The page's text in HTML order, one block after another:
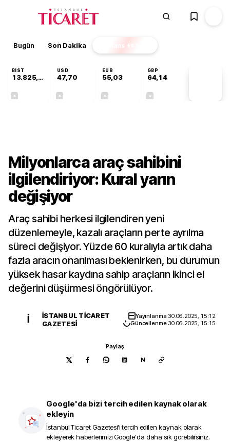
Bugün Son Dakika Finans EKSTRA
BIST
13.825,88
USD
47,70
EUR
55,03
GBP
64,14
Milyonlarca araç sahibini
ilgilendiriyor: Kural yarın
değişiyor
Araç sahibi herkesi ilgilendiren yeni
düzenlemeyle, kazalı araçların perte ayrılma
süreci değişiyor. Yüzde 60 kuralıyla artık daha
fazla aracın onarılması beklenirken, bu durumun
yüksek hasar kaydına sahip araçların ikinci el
değerini düşürmesi öngörülüyor.
İ
İSTANBUL TICARET
GAZETESI
Yayınlanma 30.06.2025, 15:12
Güncellenme 30.06.2025, 15:15
Paylaş
N
Google'da bizi tercih edilen kaynak olarak
ekleyin
İstanbul Ticaret Gazetesi'i tercih edilen kaynak olarak
ekleyerek haberlerimizi Google'da daha sık görebilirsiniz.